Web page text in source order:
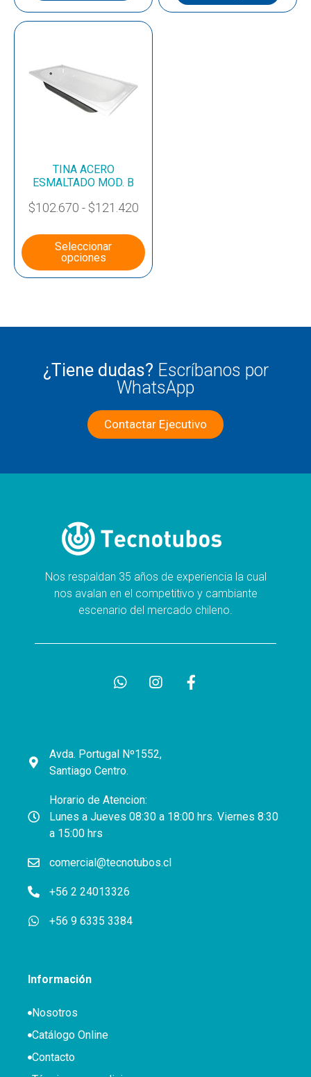
TINA ACERO
ESMALTADO MOD. B
$102.670 - $121.420
Seleccionar
opciones
¿Tiene dudas? Escríbanos por
WhatsApp
Contactar Ejecutivo
Nos respaldan 35 años de experiencia la cual
nos avalan en el competitivo y cambiante
escenario del mercado chileno.
Avda. Portugal Nº1552,
Santiago Centro.
Horario de Atencion:
Lunes a Jueves 08:30 a 18:00 hrs. Viernes 8:30
a 15:00 hrs
comercial@tecnotubos.cl
+56 2 24013326
+56 9 6335 3384
Información
Nosotros
Catálogo Online
Contacto